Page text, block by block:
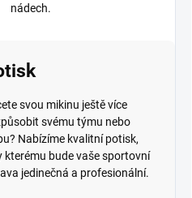
nádech.
svou mikinu ještě více
svému týmu nebo
Nabízíme kvalitní potisk,
kterému bude vaše sportovní
jedinečná a profesionální.